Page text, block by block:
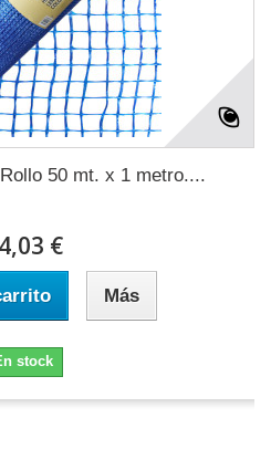
50 mt. x 1 metro....
€
Más
stock